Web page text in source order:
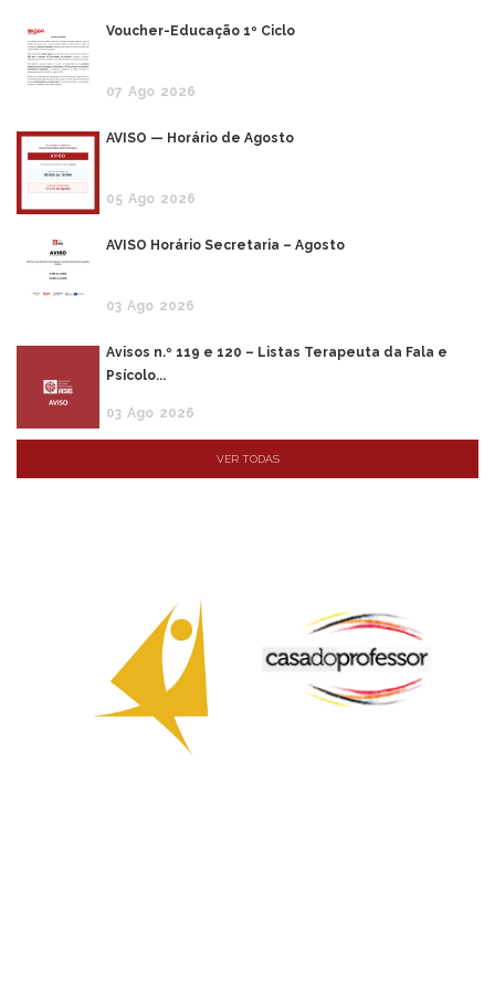
Voucher-Educação 1º Ciclo
07 Ago 2026
AVISO — Horário de Agosto
05 Ago 2026
AVISO Horário Secretaria – Agosto
03 Ago 2026
Avisos n.º 119 e 120 – Listas Terapeuta da Fala e
Psícolo...
03 Ago 2026
VER TODAS